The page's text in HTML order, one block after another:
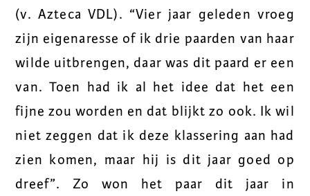
(v. Azteca VDL). “Vier jaar geleden vroeg
zijn eigenaresse of ik drie paarden van haar
wilde uitbrengen, daar was dit paard er een
van. Toen had ik al het idee dat het een
fijne zou worden en dat blijkt zo ook. Ik wil
niet zeggen dat ik deze klassering aan had
zien komen, maar hij is dit jaar goed op
dreef”. Zo won het paar dit jaar in